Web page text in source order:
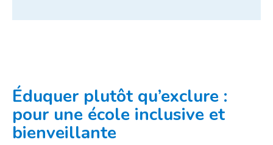
Éduquer plutôt qu’exclure :
pour une école inclusive et
bienveillante